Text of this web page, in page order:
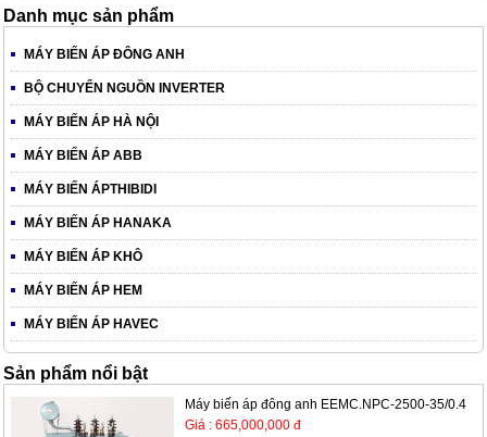
Danh mục sản phẩm
MÁY BIẾN ÁP ĐÔNG ANH
BỘ CHUYỂN NGUỒN INVERTER
MÁY BIẾN ÁP HÀ NỘI
MÁY BIẾN ÁP ABB
MÁY BIẾN ÁPTHIBIDI
MÁY BIẾN ÁP HANAKA
MÁY BIẾN ÁP KHÔ
MÁY BIẾN ÁP HEM
MÁY BIẾN ÁP HAVEC
Sản phẩm nổi bật
Máy biến áp đông anh EEMC.NPC-2500-35/0.4
Giá : 665,000,000 đ